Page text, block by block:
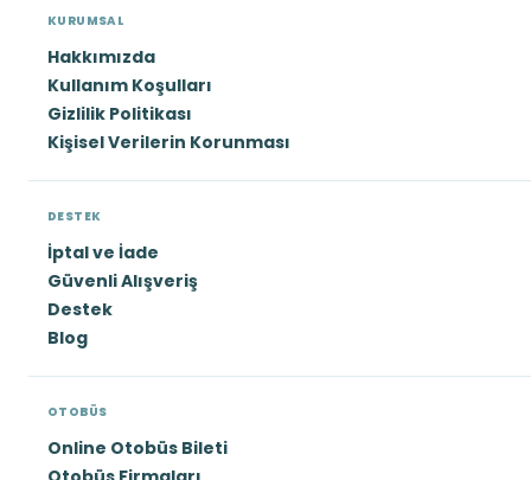
KURUMSAL
Hakkımızda
Kullanım Koşulları
Gizlilik Politikası
Kişisel Verilerin Korunması
DESTEK
İptal ve İade
Güvenli Alışveriş
Destek
Blog
OTOBÜS
Online Otobüs Bileti